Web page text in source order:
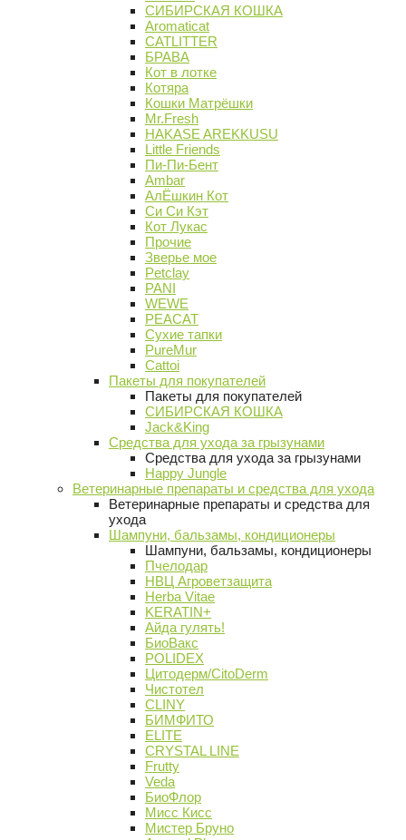
СИБИРСКАЯ КОШКА
Aromaticat
CATLITTER
БРАВА
Кот в лотке
Котяра
Кошки Матрёшки
Mr.Fresh
HAKASE AREKKUSU
Little Friends
Пи-Пи-Бент
Ambar
АлЁшкин Кот
Си Си Кэт
Кот Лукас
Прочие
Зверье мое
Petclay
PANI
WEWE
PEACAT
Сухие тапки
PureMur
Cattoi
Пакеты для покупателей
Пакеты для покупателей
СИБИРСКАЯ КОШКА
Jack&King
Средства для ухода за грызунами
Средства для ухода за грызунами
Happy Jungle
Ветеринарные препараты и средства для ухода
Ветеринарные препараты и средства для
ухода
Шампуни, бальзамы, кондиционеры
Шампуни, бальзамы, кондиционеры
Пчелодар
НВЦ Агроветзащита
Herba Vitae
KERATIN+
Айда гулять!
БиоВакс
POLIDEX
Цитодерм/CitoDerm
Чистотел
CLINY
БИМФИТО
ELITE
CRYSTAL LINE
Frutty
Veda
БиоФлор
Мисс Кисс
Мистер Бруно